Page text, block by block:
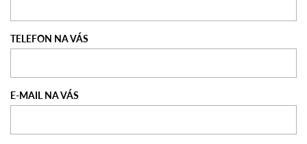
TELEFON NA VÁS
E-MAIL NA VÁS